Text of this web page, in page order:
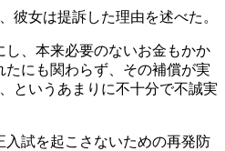
女は提訴した理由を述べた。
し、本来必要のないお金もかか
たにも関わらず、その補償が実
というあまりに不十分で不誠実
入試を起こさないための再発防